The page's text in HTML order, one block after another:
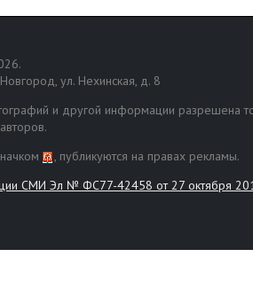
ул. Нехинская, д. 8
и другой информации разрешена
, публикуются на правах рекламы.
СМИ Эл № ФС77-42458 от 27 октября